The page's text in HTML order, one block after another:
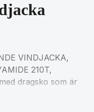
VINDJACKA,
210T,
dragsko som är
elastiska band